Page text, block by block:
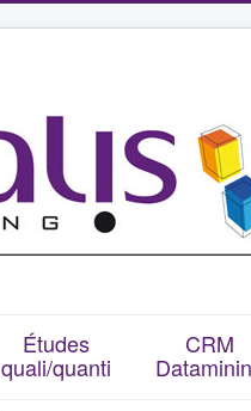
Études
quali/quanti
CRM